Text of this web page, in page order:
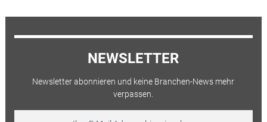
NEWSLETTER
Newsletter abonnieren und keine Branchen-News mehr
verpassen.